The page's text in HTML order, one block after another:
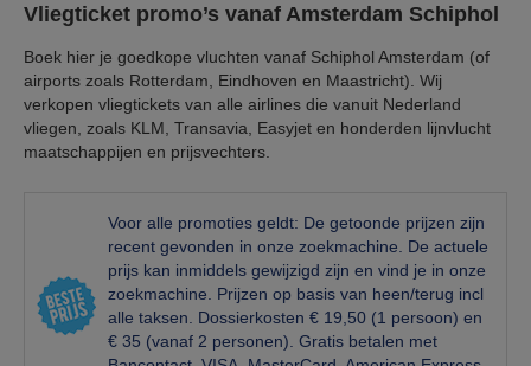
Vliegticket promo’s vanaf Amsterdam Schiphol
Boek hier je goedkope vluchten vanaf Schiphol Amsterdam (of
airports zoals Rotterdam, Eindhoven en Maastricht). Wij
verkopen vliegtickets van alle airlines die vanuit Nederland
vliegen, zoals KLM, Transavia, Easyjet en honderden lijnvlucht
maatschappijen en prijsvechters.
Voor alle promoties geldt: De getoonde prijzen zijn
recent gevonden in onze zoekmachine. De actuele
prijs kan inmiddels gewijzigd zijn en vind je in onze
zoekmachine. Prijzen op basis van heen/terug incl
alle taksen. Dossierkosten € 19,50 (1 persoon) en
€ 35 (vanaf 2 personen). Gratis betalen met